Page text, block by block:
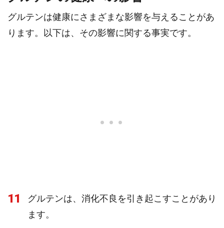
グルテンは健康にさまざまな影響を与えることがあ
ります。以下は、その影響に関する事実です。
11
グルテンは、消化不良を引き起こすことがあり
ます。